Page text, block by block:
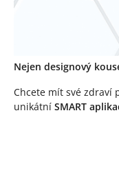
Nejen designový
Chcete mít své zdraví
unikátní SMART